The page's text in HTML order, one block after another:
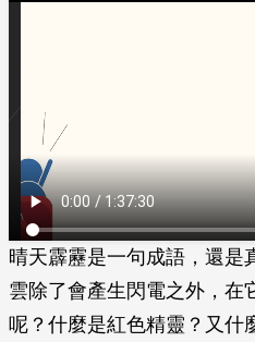
晴天霹靂是一句成語，還是
雲除了會產生閃電之外，在
呢？什麼是紅色精靈？又什